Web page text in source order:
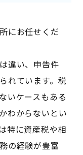
にお任せくだ
違い、申告件
れています。税
いケースもある
わからないとい
特に資産税や相
の経験が豊富